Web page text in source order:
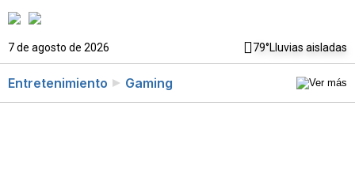
7 de agosto de 2026 79°Lluvias aisladas
Entretenimiento Gaming